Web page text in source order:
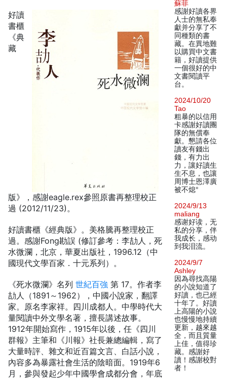
好讀
書櫃
《典
藏
版》，感謝eagle.rex參照原書再整理校正
過 (2012/11/23)。
好讀書櫃《經典版》。美格騰再整理校正
過。感謝Fong勘誤 (修訂參考：李劼人，死
水微瀾，北京，華夏出版社，1996.12（中
國現代文學百家．十元系列）。
《死水微瀾》名列 世紀百強第 17。作者李
劼人（1891～1962），中國小說家，翻譯
家。原名李家祥。四川成都人。中學時代大
量閱讀中外文學名著，擅長講述故事。
1912年開始寫作，1915年以後，任《四川
群報》主筆和《川報》社長兼總編輯，寫了
大量時評、雜文和近百篇文言、白話小說，
內容多為暴露社會生活的陰暗面。1919年6
月，參與發起少年中國學會成都分會，年底
蘇菲
感謝好讀各界
人士的無私奉
獻并分享了不
同種類的書
藏。在異地難
以購買中文書
籍，好讀提供
一個很好的中
文書閱讀平
台。
2024/10/20
Tao
粗暴的以信用
卡感謝好讀團
隊的無償奉
獻。懇請各位
讀友有錢出
錢，有力出
力，讓好讀生
生不息，也讓
周博士恩澤廣
被不熄°
2024/9/13
maliang
感谢好读，无
私的分享，伴
我成长，感动
到我泪流。
2024/9/7
Ashley
因為尋找高陽
的小說知道了
好讀，也已經
十年了。好讀
上高陽的小說
也慢慢地持續
更新，越來越
全，而且質量
上佳，值得珍
藏。感謝好
讀！感謝校對
者！